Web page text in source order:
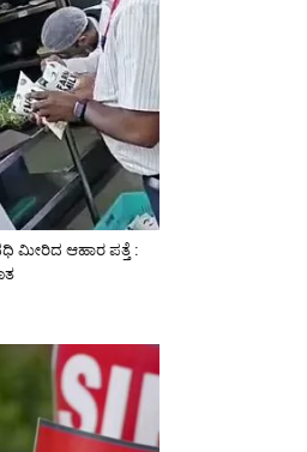
ಮೀರಿದ ಆಹಾರ ಪತ್ತೆ :